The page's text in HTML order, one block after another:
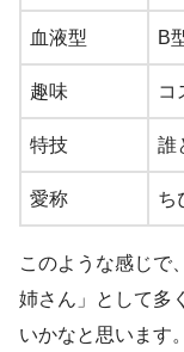
血液型 B
趣味 コ
特技 誰
愛称 ち
このような感じで
姉さん」として多
いかなと思います。